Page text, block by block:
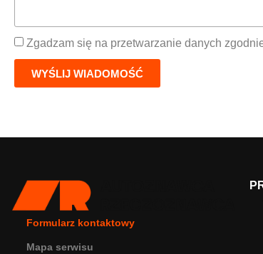
Zgadzam się na przetwarzanie danych
WYŚLIJ WIADOMOŚĆ
Formularz kontaktowy
Mapa serwisu